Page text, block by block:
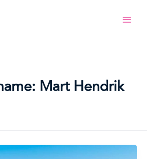
Mart Hendrik